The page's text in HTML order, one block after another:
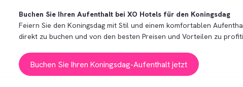
Buchen Sie Ihren Aufenthalt bei XO Hotels für den Koningsdag
Feiern Sie den Koningsdag mit Stil und einem komfortablen
direkt zu buchen und von den besten Preisen und Vorteilen zu
Buchen Sie Ihren Koningsdag-Aufenthalt jetzt